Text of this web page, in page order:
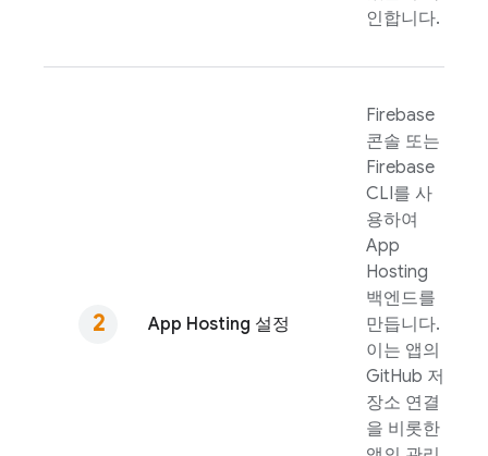
인합니다.
App Hosting 설정
Firebase
콘솔 또는
Firebase
CLI를 사
용하여
App
Hosting
백엔드를
만듭니다.
이는 앱의
GitHub 저
장소 연결
을 비롯한